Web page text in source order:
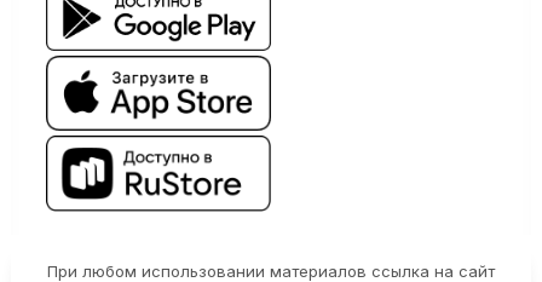
При любом использовании материалов ссылка на сайт